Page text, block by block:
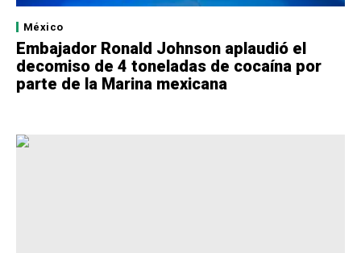
México
Embajador Ronald Johnson aplaudió el
decomiso de 4 toneladas de cocaína por
parte de la Marina mexicana